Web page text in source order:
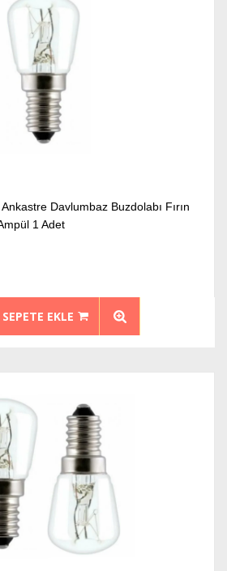
Davlumbaz Buzdolabı Fırın
1 Adet
SEPETE EKLE